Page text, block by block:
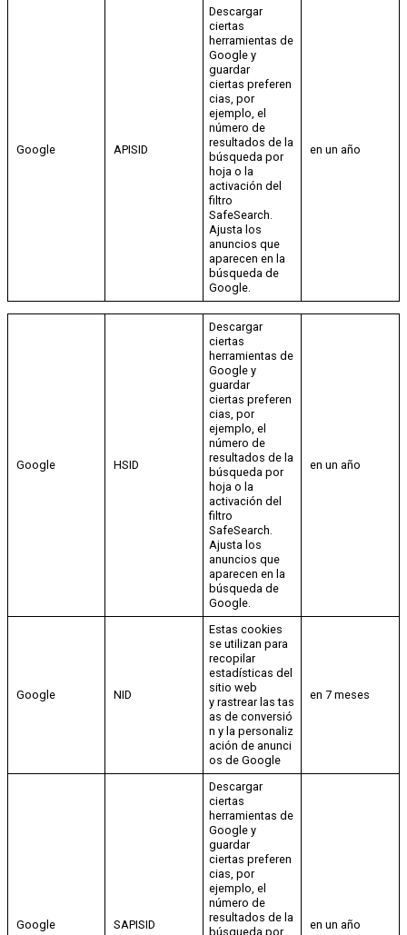
Google APISID
Descargar
ciertas
herramientas de
Google y
guardar
ciertas preferen
cias, por
ejemplo, el
número de
resultados de la
búsqueda por
hoja o la
activación del
filtro
SafeSearch.
Ajusta los
anuncios que
aparecen en la
búsqueda de
Google.
en un año
Google HSID
Descargar
ciertas
herramientas de
Google y
guardar
ciertas preferen
cias, por
ejemplo, el
número de
resultados de la
búsqueda por
hoja o la
activación del
filtro
SafeSearch.
Ajusta los
anuncios que
aparecen en la
búsqueda de
Google.
en un año
Google NID
Estas cookies
se utilizan para
recopilar
estadísticas del
sitio web
y rastrear las tas
as de conversió
n y la personaliz
ación de anunci
os de Google
en 7 meses
Google SAPISID
Descargar
ciertas
herramientas de
Google y
guardar
ciertas preferen
cias, por
ejemplo, el
número de
resultados de la
búsqueda por
en un año